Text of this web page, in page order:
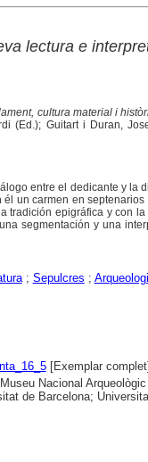
lectura e
cultura material i
(Ed.); Guitart i Duran,
entre el dedicante y la
un carmen en
tradición epigráfica y con
segmentación y una
; Sepulcres ;
[Exemplar
Nacional
de Barcelona;